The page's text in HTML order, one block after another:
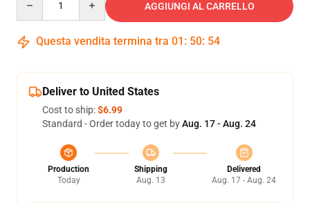
AGGIUNGI AL CARRELLO
Questa vendita termina tra 01 : 50: 54
Deliver to United States
Cost to ship:$6.99
Standard - Order today to get byAug. 17 - Aug. 24
Production
Today
Shipping
Aug. 13
Delivered
Aug. 17 - Aug. 24